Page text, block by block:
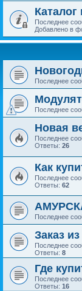
Последнее
Добавлено в
Последнее
Последнее
Новая
Последнее
Ответы: 26
Как
Последнее
Ответы: 62
Последнее
Заказ
Последнее
Ответы: 8
Где
Последнее
Ответы: 16